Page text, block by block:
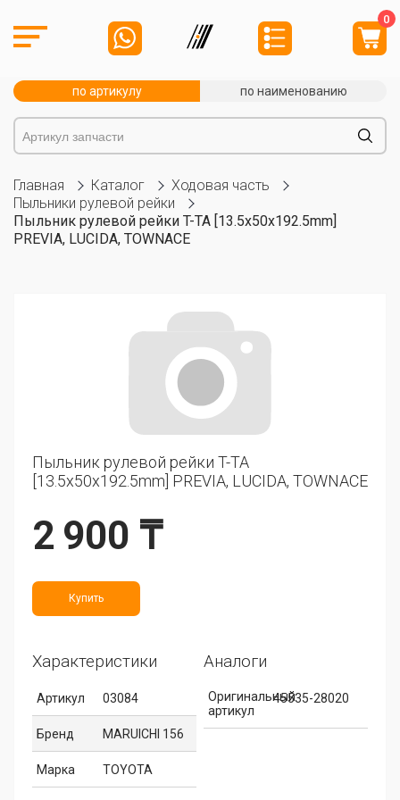
0
по артикулу по наименованию
Главная Каталог
Ходовая часть
Пыльники рулевой рейки
Пыльник рулевой рейки T-TA [13.5x50x192.5mm]
PREVIA, LUCIDA, TOWNACE
Пыльник рулевой рейки T-TA
[13.5x50x192.5mm] PREVIA, LUCIDA, TOWNACE
2 900 ₸
Купить
Характеристики
Артикул 03084
Бренд MARUICHI 156
Марка TOYOTA
Аналоги
Оригинальный
артикул
45535-28020